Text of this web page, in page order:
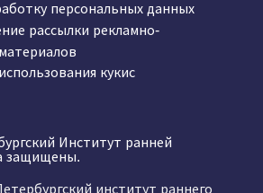
персональных данных
рассылки рекламно-
кукис
Институт ранней
защищены.
институт раннего